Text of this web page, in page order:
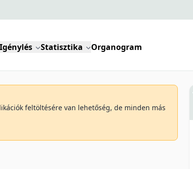
Igénylés Statisztika Organogram
feltöltésére van lehetőség, de minden más